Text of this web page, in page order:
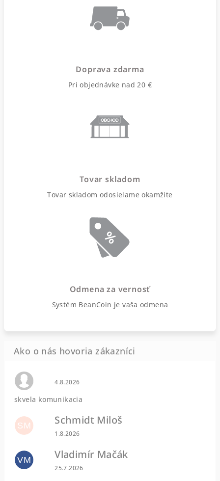
Doprava zdarma
Pri objednávke nad 20 €
Tovar skladom
Tovar skladom odosielame okamžite
Odmena za vernosť
Systém BeanCoin je vaša odmena
Hodnotenie obchodu je 0 z 5 hviezdičiek.
4.8.2026
skvela komunikacia
SM Schmidt Miloš
Hodnotenie obchodu je 5 z 5 hviezdičiek.
1.8.2026
VM Vladimír Mačák
Hodnotenie obchodu je 5 z 5 hviezdičiek.
25.7.2026